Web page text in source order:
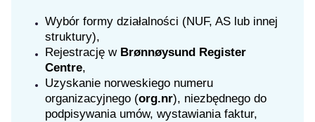
Wybór formy działalności (NUF, AS lub innej
struktury),
Rejestrację w Brønnøysund Register
Centre,
Uzyskanie norweskiego numeru
organizacyjnego (org.nr), niezbędnego do
podpisywania umów, wystawiania faktur,